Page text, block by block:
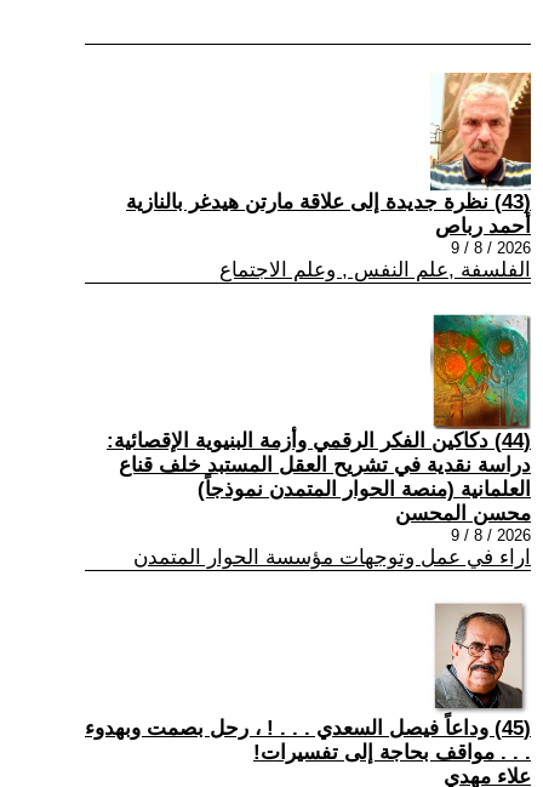
(43) نظرة جديدة إلى علاقة مارتن هيدغر بالنازية
أحمد رباص
2026 / 8 / 9
الفلسفة ,علم النفس , وعلم الاجتماع
(44) دكاكين الفكر الرقمي وأزمة البنيوية الإقصائية:
دراسة نقدية في تشريح العقل المستبد خلف قناع
العلمانية (منصة الحوار المتمدن نموذجاً)
محسن المحسن
2026 / 8 / 9
اراء في عمل وتوجهات مؤسسة الحوار المتمدن
(45) وداعاً فيصل السعدي . . . ! ، رحل بصمت وبهدوء
. . . مواقف بحاجة إلى تفسيرات!
علاء مهدي